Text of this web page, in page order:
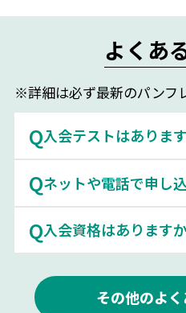
よくあ
※詳細は必ず最新のパンフ
入会テストはありま
ネットや電話で申し
入会資格はあります
その他のよ